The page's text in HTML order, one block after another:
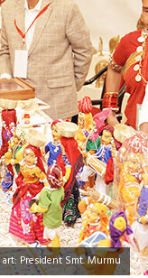
President Smt. Murmu